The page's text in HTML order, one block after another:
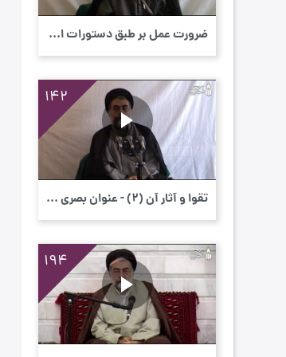
ضرورت عمل بر طبق دستورات اولیاء الهی و تطب...
142
تقوا و آثار آن (٢) - عنوان بصری - حقیقت تق...
194